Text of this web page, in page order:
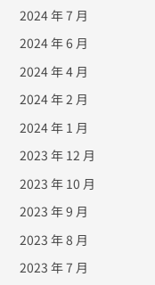
2024 年 7 月
2024 年 6 月
2024 年 4 月
2024 年 2 月
2024 年 1 月
2023 年 12 月
2023 年 10 月
2023 年 9 月
2023 年 8 月
2023 年 7 月